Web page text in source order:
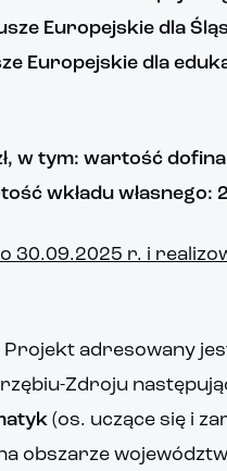
Europejskie dla
Europejskie dla
w tym: wartość
wkładu własnego:
30.09.2025 r. i
Projekt adresowany
Zdroju
(os. uczące się i
obszarze